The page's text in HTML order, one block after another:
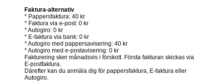
Faktura-alternativ
* Pappersfaktura: 40 kr
* Faktura via e-post: 0 kr
* Autogiro: 0 kr
* E-faktura via bank: 0 kr
* Autogiro med pappersavisering: 40 kr
* Autogiro med e-postavisering: 0 kr
Fakturering sker månadsvis i förskott. Första fakturan skickas via
E-postfaktura.
Därefter kan du anmäla dig för pappersfaktura, E-faktura eller
Autogiro.